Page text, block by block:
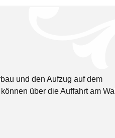
und den Aufzug auf dem
über die Auffahrt am Wall